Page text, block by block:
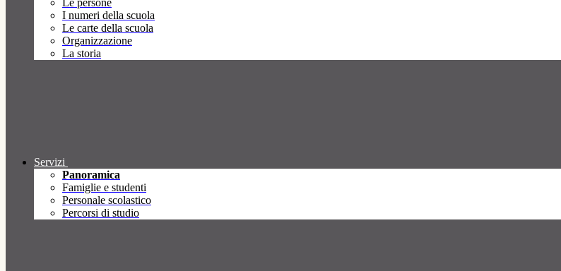
Le persone
I numeri della scuola
Le carte della scuola
Organizzazione
La storia
Servizi
Panoramica
Famiglie e studenti
Personale scolastico
Percorsi di studio